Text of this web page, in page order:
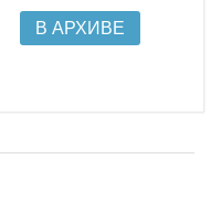
В АРХИВЕ